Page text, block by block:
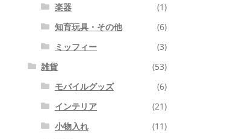
楽器
(1)
知育玩具・その他
(6)
ミッフィー
(3)
雑貨
(53)
モバイルグッズ
(6)
インテリア
(21)
小物入れ
(11)